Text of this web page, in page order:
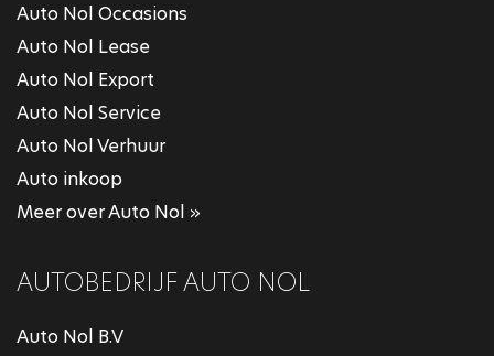
Auto Nol Occasions
Auto Nol Lease
Auto Nol Export
Auto Nol Service
Auto Nol Verhuur
Auto inkoop
Meer over Auto Nol »
AUTOBEDRIJF AUTO NOL
Auto Nol B.V